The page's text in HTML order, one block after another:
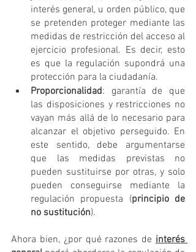
interés general, u orden público, que
se pretenden proteger mediante las
medidas de restricción del acceso al
ejercicio profesional. Es decir, esto
es que la regulación supondrá una
protección para la ciudadanía.
Proporcionalidad: garantía de que
las disposiciones y restricciones no
vayan más allá de lo necesario para
alcanzar el objetivo perseguido. En
este sentido, debe argumentarse
que las medidas previstas no
pueden sustituirse por otras, y solo
pueden conseguirse mediante la
regulación propuesta (principio de
no sustitución).
Ahora bien, ¿por qué razones de interés